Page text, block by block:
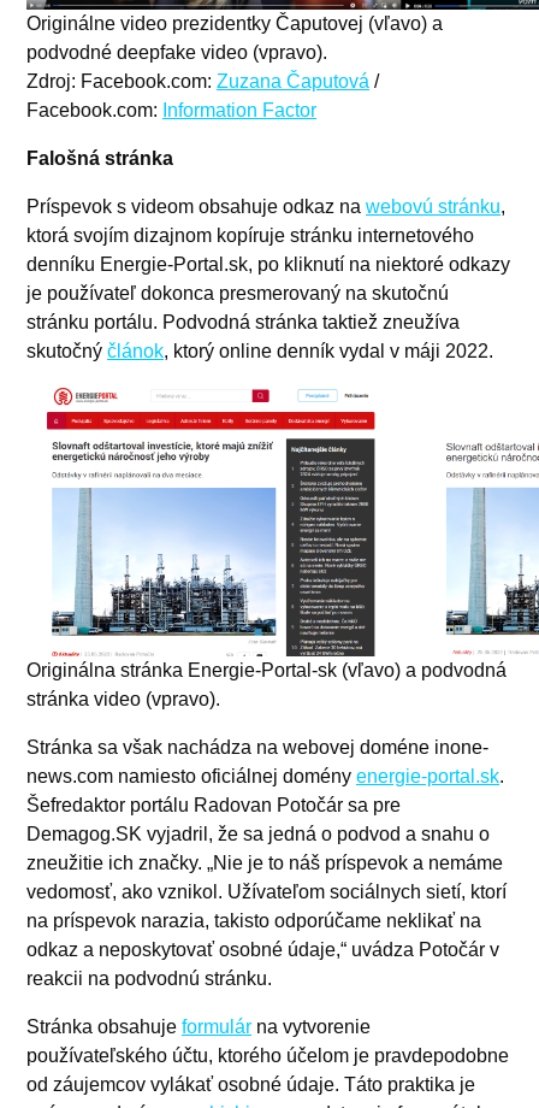
Originálne video prezidentky Čaputovej (vľavo) a
podvodné deepfake video (vpravo).
Zdroj: Facebook.com: Zuzana Čaputová /
Facebook.com: Information Factor
Falošná stránka
Príspevok s videom obsahuje odkaz na webovú stránku,
ktorá svojím dizajnom kopíruje stránku internetového
denníku Energie-Portal.sk, po kliknutí na niektoré odkazy
je používateľ dokonca presmerovaný na skutočnú
stránku portálu. Podvodná stránka taktiež zneužíva
skutočný článok, ktorý online denník vydal v máji 2022.
Originálna stránka Energie-Portal-sk (vľavo) a podvodná
stránka video (vpravo).
Stránka sa však nachádza na webovej doméne inone-
news.com namiesto oficiálnej domény energie-portal.sk.
Šefredaktor portálu Radovan Potočár sa pre
Demagog.SK vyjadril, že sa jedná o podvod a snahu o
zneužitie ich značky. „Nie je to náš príspevok a nemáme
vedomosť, ako vznikol. Užívateľom sociálnych sietí, ktorí
na príspevok narazia, takisto odporúčame neklikať na
odkaz a neposkytovať osobné údaje,“ uvádza Potočár v
reakcii na podvodnú stránku.
Stránka obsahuje formulár na vytvorenie
používateľského účtu, ktorého účelom je pravdepodobne
od záujemcov vylákať osobné údaje. Táto praktika je